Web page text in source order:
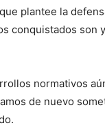
plantee la
conquistados son
normativos
de nuevo